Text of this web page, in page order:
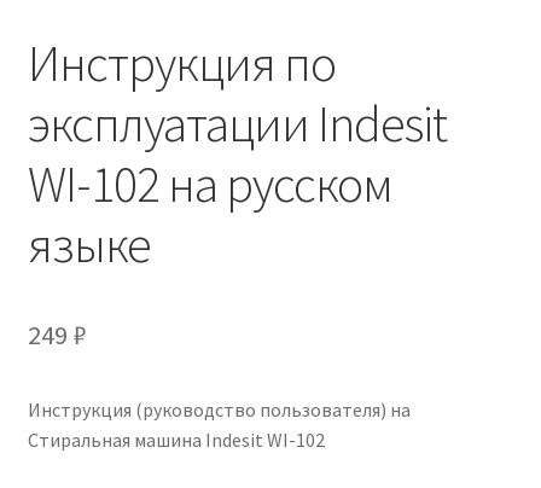
Инструкция по
эксплуатации Indesit
WI-102 на русском
языке
249 ₽
Инструкция (руководство пользователя) на
Стиральная машина Indesit WI-102